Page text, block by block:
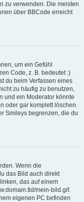
zu verwenden. Die meisten
über BBCode erreicht
um ein Gefühl
Code, z. B. bedeutet :)
du beim Verfassen eines
zu häufig zu benutzen,
und ein Moderator könnte
oder gar komplett löschen.
Smileys begrenzen, die du
Wenn die
das Bild auch direkt
das auf einem
mein-bild.gif.
eigenen PC befinden